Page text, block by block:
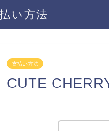
い方法
支払い方法
CUTE